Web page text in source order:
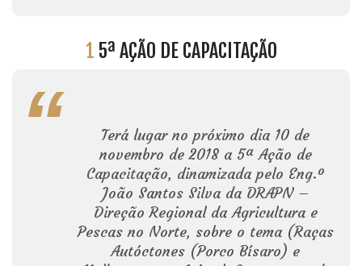
1 5ª AÇÃO DE CAPACITAÇÃO
Terá lugar no próximo dia 10 de
novembro de 2018 a 5ª Ação de
Capacitação, dinamizada pelo Eng.º
João Santos Silva da DRAPN –
Direção Regional da Agricultura e
Pescas no Norte, sobre o tema (Raças
Autóctones (Porco Bísaro) e